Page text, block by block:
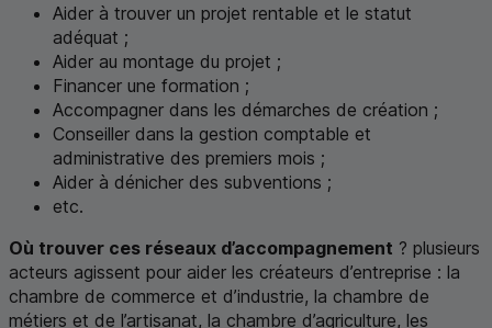
Aider à trouver un projet rentable et le statut
adéquat ;
Aider au montage du projet ;
Financer une formation ;
Accompagner dans les démarches de création ;
Conseiller dans la gestion comptable et
administrative des premiers mois ;
Aider à dénicher des subventions ;
etc.
Où trouver ces réseaux d’accompagnement ? plusieurs
acteurs agissent pour aider les créateurs d’entreprise : la
chambre de commerce et d’industrie, la chambre de
métiers et de l’artisanat, la chambre d’agriculture, les